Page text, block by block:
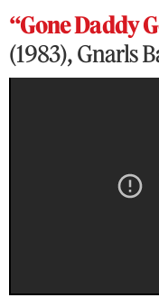
“Gone Daddy
(1983), Gnarls